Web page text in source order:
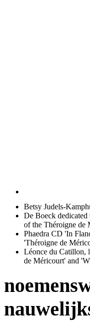
Betsy Judels-
De Boeck dedicated
of the Théroigne de
Phaedra CD 'In
'Théroigne de
Léonce du Catillon,
de Méricourt' and